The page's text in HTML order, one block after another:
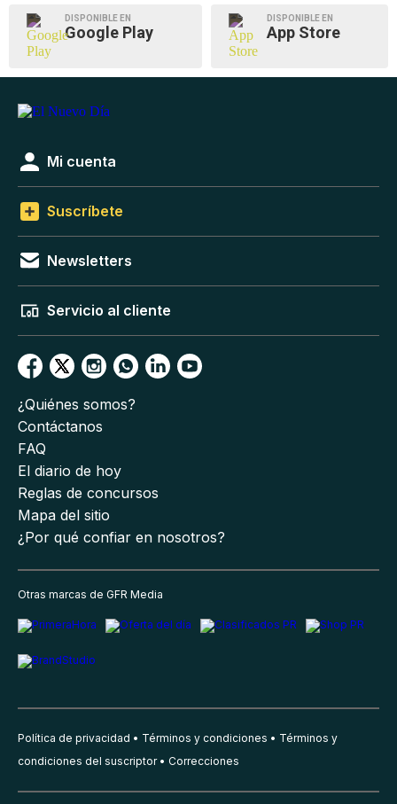
DISPONIBLE EN
Google Play
DISPONIBLE EN
App Store
Mi cuenta
Suscríbete
Newsletters
Servicio al cliente
¿Quiénes somos?
Contáctanos
FAQ
El diario de hoy
Reglas de concursos
Mapa del sitio
¿Por qué confiar en nosotros?
Otras marcas de GFR Media
Política de privacidad Términos y condiciones
Términos y
condiciones del suscriptor
Correcciones